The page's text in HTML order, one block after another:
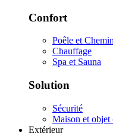
Confort
Poêle et
Chauffage
Spa et Sauna
Solution
Sécurité
Maison et objet
Extérieur